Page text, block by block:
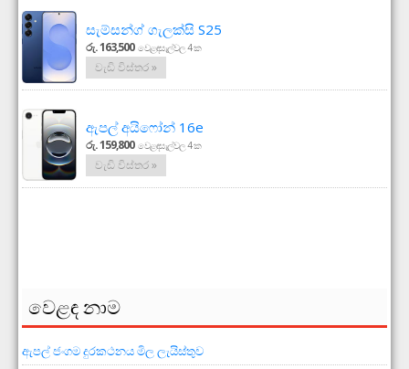
සැම්සන්ග් ගැලක්සි S25
රු. 163,500 වෙළඳසැල්වල 4 ක
වැඩි විස්තර »
ඇපල් අයිෆෝන් 16e
රු. 159,800 වෙළඳසැල්වල 4 ක
වැඩි විස්තර »
වෙළඳ නාම
ඇපල් ජංගම දුරකථනය මිල ලැයිස්තුව